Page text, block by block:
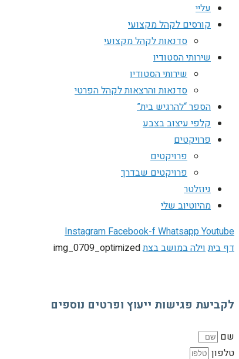
עליי
קורסים לקהל מקצועי
סדנאות לקהל מקצועי
שירותי הסטודיו
שירותי הסטודיו
סדנאות והרצאות לקהל הפרטי
הספר “להרגיש בית”
קלפי עיצוב בצבע
פרויקטים
פרויקטים
פרויקטים שבדרך
ניוזלטר
מהיוטיוב שלי
InstagramFacebook-fWhatsappYoutube
דף ביתוילה במושב בצתimg_0709_optimized
לקביעת פגישות ייעוץ ופרטים נוספים
שם
טלפון